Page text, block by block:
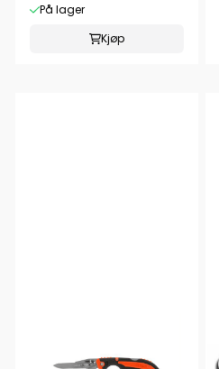
På lager
Kjøp